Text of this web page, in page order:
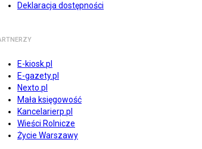
Deklaracja dostępności
E-kiosk.pl
E-gazety.pl
Nexto.pl
Mała księgowość
Kancelarierp.pl
Wieści Rolnicze
Życie Warszawy